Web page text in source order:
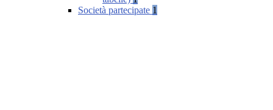
Società partecipate 1